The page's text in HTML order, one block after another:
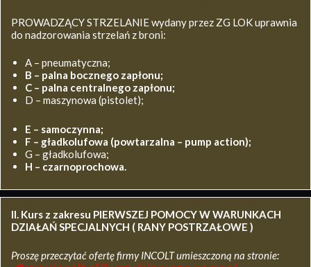
PROWADZĄCY STRZELANIE wydany przez ZG LOK uprawnia
do nadzorowania strzelań z broni:
A – pneumatyczna;
B – palna bocznego zapłonu;
C – palna centralnego zapłonu;
D – maszynowa (pistolet);
E – samoczynna;
F – gładkolufowa (powtarzalna – pump action);
G – gładkolufowa;
H – czarnoprochowa.
II. Kurs z zakresu PIERWSZEJ POMOCY W WARUNKACH
DZIAŁAŃ SPECJALNYCH ( RANY POSTRZAŁOWE )
Proszę przeczytać ofertę firmy INCOLT umieszczoną na stronie: